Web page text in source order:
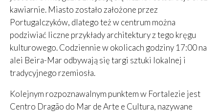
kawiarnie. Miasto zostało założone przez
Portugalczyków, dlatego też w centrum można
podziwiać liczne przykłady architektury z tego kręgu
kulturowego. Codziennie w okolicach godziny 17:00 na
alei Beira-Mar odbywają się targi sztuki lokalnej i
tradycyjnego rzemiosła.
Kolejnym rozpoznawalnym punktem w Fortalezie jest
Centro Dragão do Mar de Arte e Cultura, nazywane